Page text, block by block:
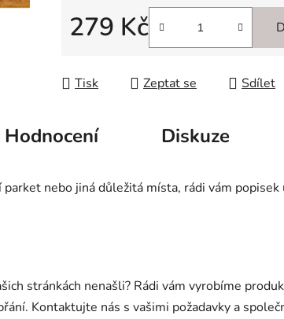
hvězdiček.
279 Kč
Tisk Zeptat se Sdílet
Hodnocení Diskuze
nebo jiná důležitá místa, rádi vám popisek
stránkách nenašli? Rádi vám vyrobíme
Kontaktujte nás s vašimi požadavky a